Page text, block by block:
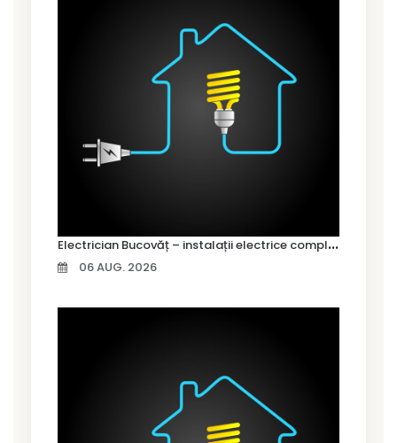
E
lectrician Bucovăț – instalații electrice complete pentru case noi
06 AUG. 2026